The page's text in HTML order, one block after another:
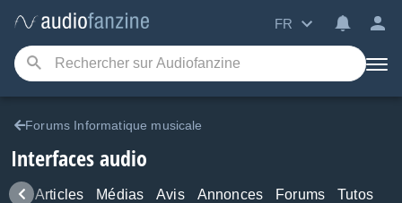
FR
Forums Informatique musicale
Interfaces audio
Articles Médias Avis Annonces Forums Tutos